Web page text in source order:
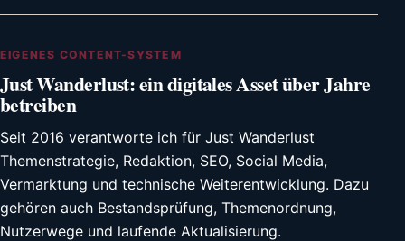
EIGENES CONTENT-SYSTEM
Just Wanderlust: ein digitales Asset über Jahre
betreiben
Seit 2016 verantworte ich für Just Wanderlust
Themenstrategie, Redaktion, SEO, Social Media,
Vermarktung und technische Weiterentwicklung. Dazu
gehören auch Bestandsprüfung, Themenordnung,
Nutzerwege und laufende Aktualisierung.